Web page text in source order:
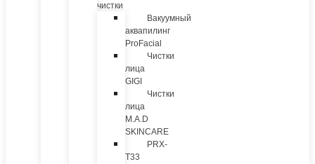
чистки
Вакуумный
аквапилинг
ProFacial
Чистки
лица
GIGI
Чистки
лица
M.A.D
SKINCARE
PRX-
T33